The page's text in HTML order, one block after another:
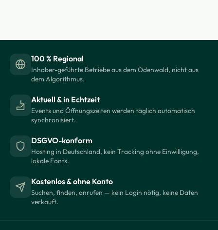
100 % Regional
Inhaber-geführte Betriebe aus dem Odenwald, nicht aus
dem Algorithmus.
Aktuell & in Echtzeit
Events und Öffnungszeiten werden täglich automatisch
synchronisiert.
DSGVO-konform
Hosting in Deutschland, kein Tracking ohne Einwilligung,
lokale Fonts.
Kostenlos & ohne Konto
Suchen, finden, anrufen — kein Login nötig, keine Daten
verkauft.